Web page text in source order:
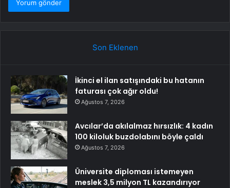
Son Eklenen
İkinci el ilan satışındaki bu hatanın
faturası çok ağır oldu!
Ağustos 7, 2026
Avcılar’da akılalmaz hırsızlık: 4 kadın
100 kiloluk buzdolabını böyle çaldı
Ağustos 7, 2026
Üniversite diploması istemeyen
meslek 3,5 milyon TL kazandırıyor